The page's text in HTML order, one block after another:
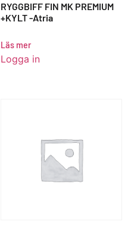
RYGGBIFF FIN MK PREMIUM
+KYLT -Atria
Läs mer
Logga in